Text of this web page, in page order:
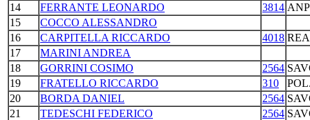
14 FERRANTE LEONARDO 3814
15
COCCO ALESSANDRO
16
CARPITELLA RICCARDO 4018
17
MARINI ANDREA
18
GORRINI COSIMO 2564
19
FRATELLO RICCARDO 310
20
BORDA DANIEL 2564
21
TEDESCHI FEDERICO 2564